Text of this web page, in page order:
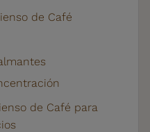
de Café
de Café para